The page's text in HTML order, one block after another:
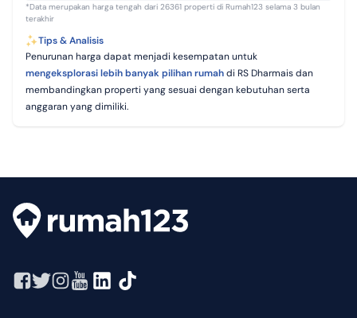
*Data merupakan harga tengah dari 26361 properti di Rumah123 selama 3 bulan
terakhir
Tips & Analisis
Penurunan harga dapat menjadi kesempatan untuk
mengeksplorasi lebih banyak pilihan rumahdi RS Dharmais dan
membandingkan properti yang sesuai dengan kebutuhan serta
anggaran yang dimiliki.